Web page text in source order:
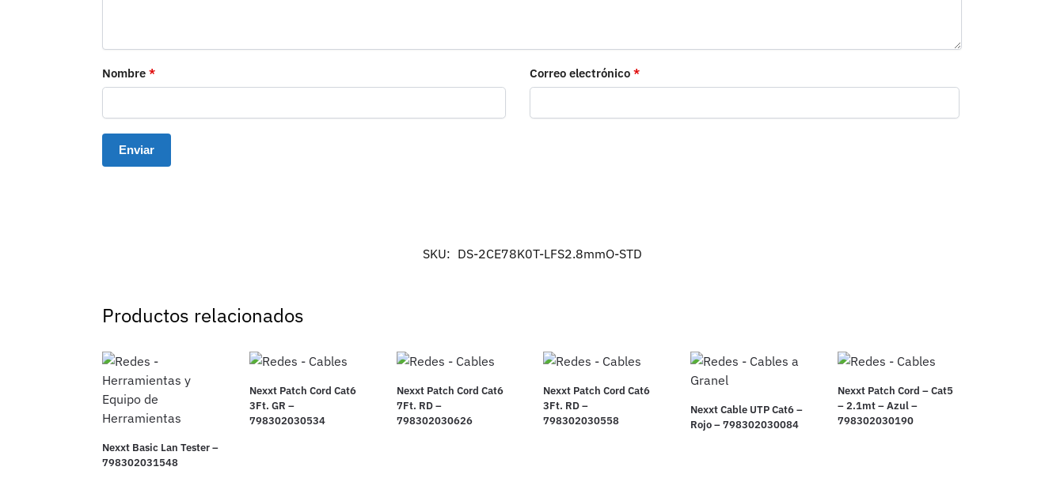
Nombre * Correo electrónico *
SKU: DS-2CE78K0T-LFS2.8mmO-STD
Productos relacionados
Nexxt Basic Lan Tester –
798302031548
Nexxt Patch Cord Cat6
3Ft. GR –
798302030534
Nexxt Patch Cord Cat6
7Ft. RD –
798302030626
Nexxt Patch Cord Cat6
3Ft. RD –
798302030558
Nexxt Cable UTP Cat6 –
Rojo – 798302030084
Nexxt Patch Cord – Cat5
– 2.1mt – Azul –
798302030190